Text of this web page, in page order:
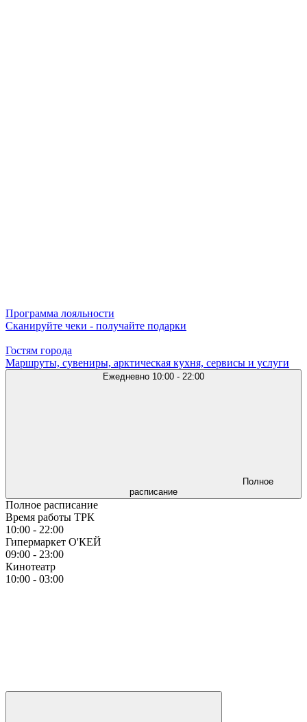
Программа лояльности
Сканируйте чеки - получайте подарки
Гостям города
Маршруты, сувениры, арктическая кухня, сервисы и услуги
Ежедневно 10:00 - 22:00
Полное
расписание
Полное расписание
Время работы ТРК
10:00 - 22:00
Гипермаркет О'КЕЙ
09:00 - 23:00
Кинотеатр
10:00 - 03:00